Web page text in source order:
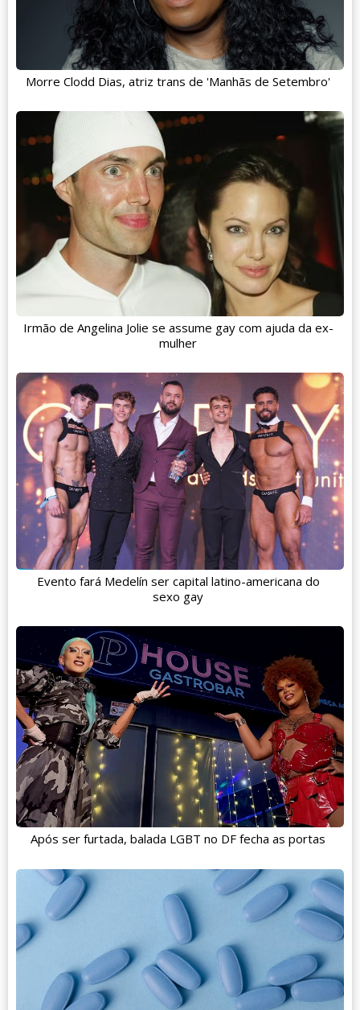
Morre Clodd Dias, atriz trans de 'Manhãs de Setembro'
Irmão de Angelina Jolie se assume gay com ajuda da ex-
mulher
Evento fará Medelín ser capital latino-americana do
sexo gay
Após ser furtada, balada LGBT no DF fecha as portas